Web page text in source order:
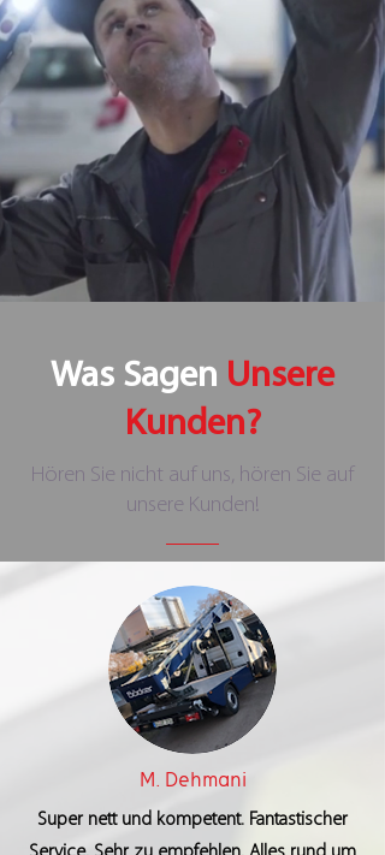
Was Sagen Unsere
Kunden?
Hören Sie nicht auf uns, hören Sie auf
unsere Kunden!
M. Dehmani
Super nett und kompetent. Fantastischer